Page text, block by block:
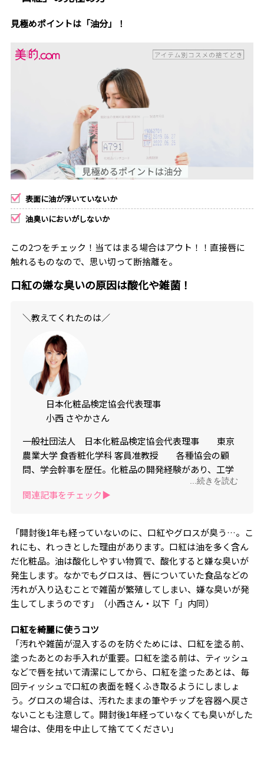
見極めポイントは「油分」！
表面に油が浮いていないか
油臭いにおいがしないか
この2つをチェック！当てはまる場合はアウト！！直接唇に
触れるものなので、思い切って断捨離を。
口紅の嫌な臭いの原因は酸化や雑菌！
＼教えてくれたのは／
日本化粧品検定協会代表理事
小西 さやかさん
一般社団法人 日本化粧品検定協会代表理事 東京
農業大学 食香粧化学科 客員准教授 各種協会の顧
問、学会幹事を歴任。化粧品の開発経験があり、工学
修士としての科学的視点から美容、コスメを評価でき
る専門家「コスメコンシェルジュ」。著書9冊、累計30
...続きを読む
関連記事をチェック▶︎
「開封後1年も経っていないのに、口紅やグロスが臭う…。こ
れにも、れっきとした理由があります。口紅は油を多く含ん
だ化粧品。油は酸化しやすい物質で、酸化すると嫌な臭いが
発生します。なかでもグロスは、唇についていた食品などの
汚れが入り込むことで雑菌が繁殖してしまい、嫌な臭いが発
生してしまうのです」（小西さん・以下「」内同）
口紅を綺麗に使うコツ
「汚れや雑菌が混入するのを防ぐためには、口紅を塗る前、
塗ったあとのお手入れが重要。口紅を塗る前は、ティッシュ
などで唇を拭いて清潔にしてから、口紅を塗ったあとは、毎
回ティッシュで口紅の表面を軽くふき取るようにしましょ
う。グロスの場合は、汚れたままの筆やチップを容器へ戻さ
ないことも注意して。開封後1年経っていなくても臭いがした
場合は、使用を中止して捨ててください」